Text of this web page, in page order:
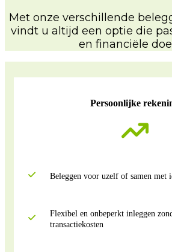
Met onze verschillende
vindt u altijd een optie die
en financiële
Persoonlijke
Beleggen voor uzelf of samen met
Flexibel en onbeperkt inleggen
transactiekosten